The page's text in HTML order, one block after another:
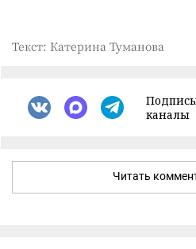
Текст: Катерина Туманова
каналы
Читать